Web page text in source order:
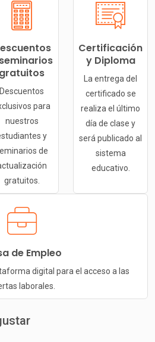
gratuitos
Descuentos
para
nuestros
y
de
gratuitos.
Certificación
y Diploma
La entrega del
certificado se
realiza el último
día de clase y
será publicado al
sistema
educativo.
de Empleo
digital para el acceso a las
laborales.